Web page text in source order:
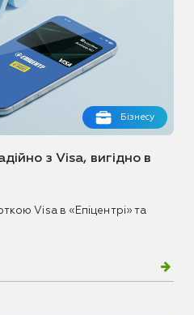
Бізнесу
з Visa, вигідно в
Visa в «Епіцентрі» та